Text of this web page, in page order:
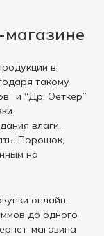
в
такому
и “Др. Оеткер”
влаги,
Порошок,
на
онлайн,
до одного
магазина